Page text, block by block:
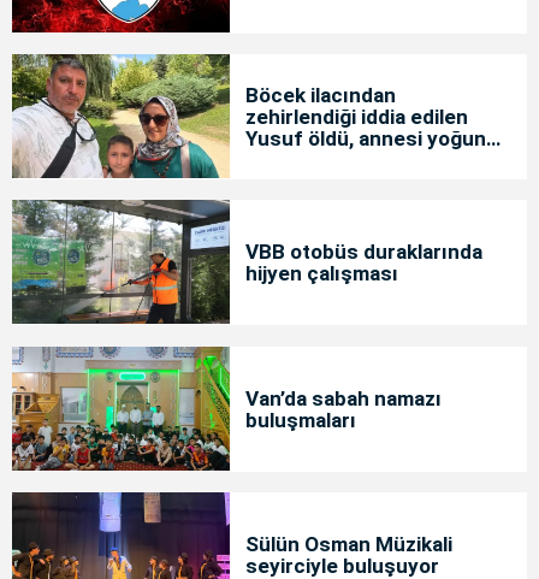
Böcek ilacından
zehirlendiği iddia edilen
Yusuf öldü, annesi yoğun
VBB otobüs duraklarında
hijyen çalışması
Van’da sabah namazı
buluşmaları
Sülün Osman Müzikali
seyirciyle buluşuyor